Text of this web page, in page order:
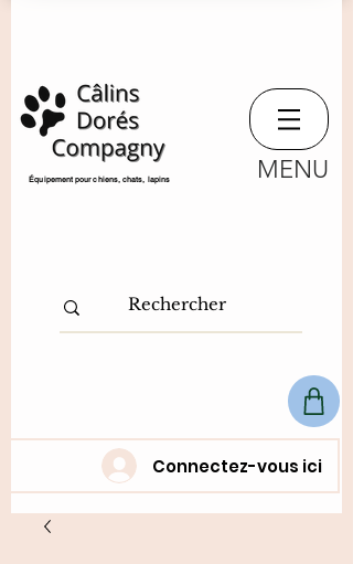
​Équipement pour chiens, chats, lapins MENU
Connectez-vous ici